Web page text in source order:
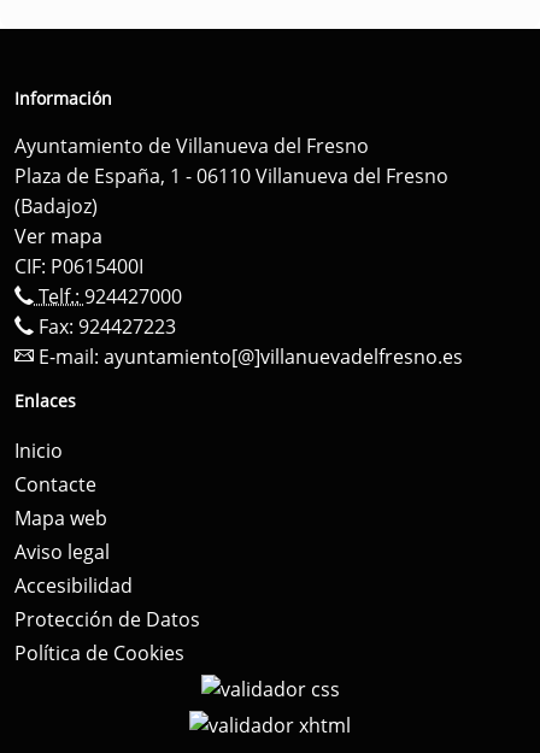
Información
Ayuntamiento de Villanueva del Fresno
Plaza de España, 1 - 06110 Villanueva del Fresno
(Badajoz)
Ver mapa
CIF: P0615400I
Telf.: 924427000
Fax: 924427223
E-mail: ayuntamiento[@]villanuevadelfresno.es
Enlaces
Inicio
Contacte
Mapa web
Aviso legal
Accesibilidad
Protección de Datos
Política de Cookies